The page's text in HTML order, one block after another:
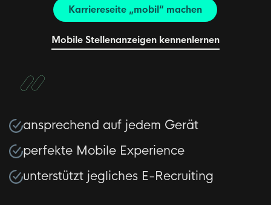
Karriereseite „mobil“ machen
Mobile Stellenanzeigen kennenlernen
ansprechend auf jedem Gerät
perfekte Mobile Experience
unterstützt jegliches E-Recruiting